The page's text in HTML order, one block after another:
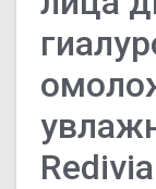
Redivia